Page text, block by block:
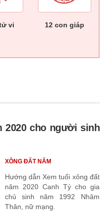
vi 12 con giáp
2020 cho người sinh
Hướng dẫn Xem tuổi xông đất
năm 2020 Canh Tý cho gia
chủ sinh năm 1992 Nhâm
Thân, nữ mạng.
XÔNG ĐẤT NĂM